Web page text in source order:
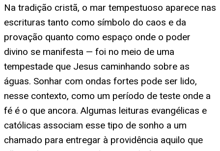
Na tradição cristã, o mar tempestuoso aparece nas
escrituras tanto como símbolo do caos e da
provação quanto como espaço onde o poder
divino se manifesta — foi no meio de uma
tempestade que Jesus caminhando sobre as
águas. Sonhar com ondas fortes pode ser lido,
nesse contexto, como um período de teste onde a
fé é o que ancora. Algumas leituras evangélicas e
católicas associam esse tipo de sonho a um
chamado para entregar à providência aquilo que